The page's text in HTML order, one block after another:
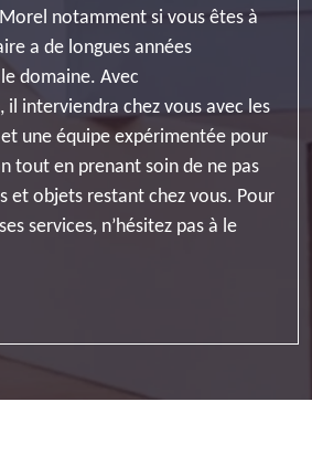
notamment si vous êtes à
a de longues années
domaine. Avec
il interviendra chez vous avec les
une équipe expérimentée pour
tout en prenant soin de ne pas
et objets restant chez vous. Pour
services, n’hésitez pas à le